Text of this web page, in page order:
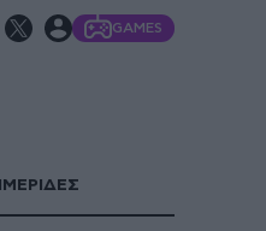
GAMES